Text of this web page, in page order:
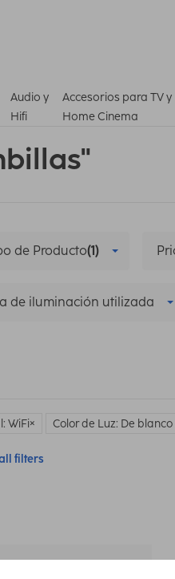
Audio y
Hifi
Accesorios para TV y
Home Cinema
de Producto(1)
de iluminación utilizada
WiFi Color de Luz: De
filters